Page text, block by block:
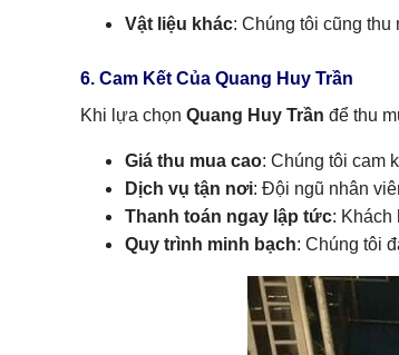
Vật liệu khác: Chúng tôi cũng
6. Cam Kết Của Quang Huy Trần
Khi lựa chọn Quang Huy Trần để thu
Giá thu mua cao: Chúng tôi cam
Dịch vụ tận nơi: Đội ngũ nhân
Thanh toán ngay lập tức: Khách
Quy trình minh bạch: Chúng tôi